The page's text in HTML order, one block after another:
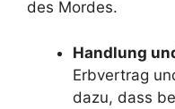
des Mordes.
Handlung
Erbvertrag
dazu, dass